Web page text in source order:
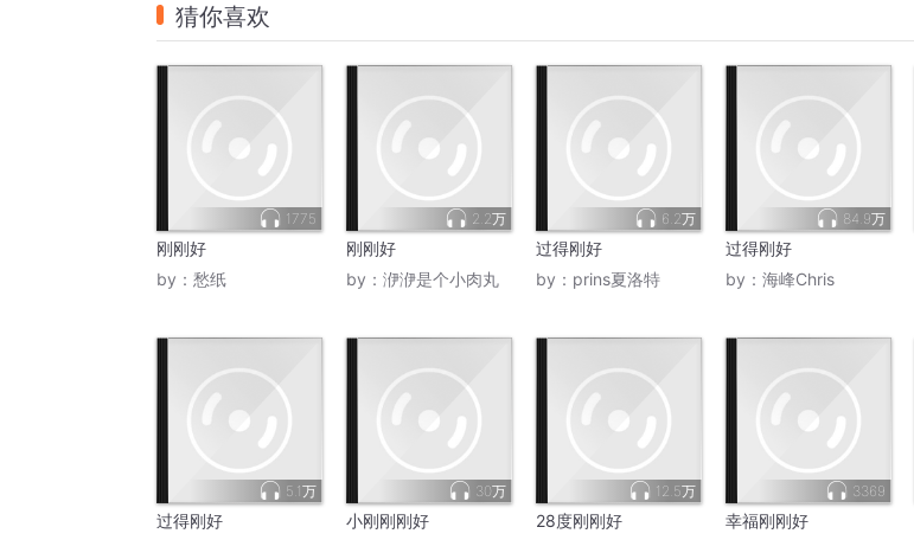
猜你喜欢
1775
刚刚好
by： 愁纸
2.2万
刚刚好
by： 洢洢是个小肉丸
6.2万
过得刚好
by： prins夏洛特
84.9万
过得刚好
by： 海峰Chris
5.1万
过得刚好
30万
小刚刚刚好
12.5万
28度刚刚好
3369
幸福刚刚好